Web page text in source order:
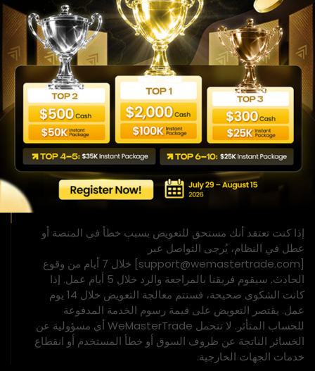
يجب اعتبار جميع الصفقات المعروضة لتعويض العملاء صفقات
افتراضية، ولا ينبغي توقع إمكانية تكرارها في بيئة تداول محاكاة.
قد تمثل جميع الحسابات في برنامج WeMasterTrade حسابات
تداول محاكاة. يتم تحصيل المدفوعات وتسهيلها بواسطة
Wecopy Fintech LTD (Company Number: 14905703),
71-75 Shelton Street, Covent Garden, London,
United Kingdom, WC2H 9JQ، بصفتها Payment Agent
نيابةً عن WeMasterTrade، مع تحديد الكيان المعمول به بناءً
على موقع المستخدم وطريقة الدفع المختارة.
إذا كنت تعتقد أنك مستحق للتعويض بسبب خطأ في المنصة أو
عطل في النظام، يُرجى التواصل عبر
[support@wemastertrade.com] خلال 7 أيام من وقوع
الحادث. سيقوم فريقنا بالمراجعة والرد خلال 5 أيام عمل. إذا
كانت الشكوى صحيحة، فستتم معالجة التعويض خلال 14 يوم
عمل. يقتصر التعويض على قيمة رسوم الخدمة المدفوعة
للحساب المتأثر. لا تتحمل WeMasterTrade أي مسؤولية عن
الخسائر الناتجة عن ظروف السوق أو خطأ المستخدم أو انقطاع
خدمات الجهات الخارجية.